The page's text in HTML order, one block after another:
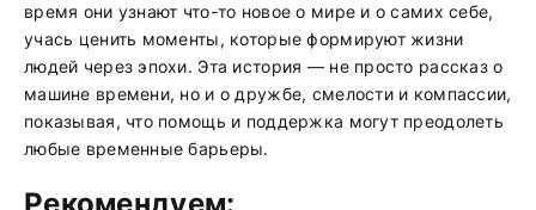
время они узнают что-то новое о мире и о самих себе,
учась ценить моменты, которые формируют жизни
людей через эпохи. Эта история — не просто рассказ о
машине времени, но и о дружбе, смелости и компассии,
показывая, что помощь и поддержка могут преодолеть
любые временные барьеры.